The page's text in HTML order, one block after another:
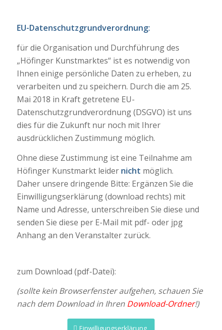
EU-Datenschutzgrundverordnung:
für die Organisation und Durchführung des
„Höfinger Kunstmarktes“ ist es notwendig von
Ihnen einige persönliche Daten zu erheben, zu
verarbeiten und zu speichern. Durch die am 25.
Mai 2018 in Kraft getretene EU-
Datenschutzgrundverordnung (DSGVO) ist uns
dies für die Zukunft nur noch mit Ihrer
ausdrücklichen Zustimmung möglich.
Ohne diese Zustimmung ist eine Teilnahme am
Höfinger Kunstmarkt leider nicht möglich.
Daher unsere dringende Bitte: Ergänzen Sie die
Einwilligungserklärung (download rechts) mit
Name und Adresse, unterschreiben Sie diese und
senden Sie diese per E-Mail mit pdf- oder jpg
Anhang an den Veranstalter zurück.
zum Download (pdf-Datei):
(sollte kein Browserfenster aufgehen, schauen Sie
nach dem Download in Ihren Download-Ordner!)
Einwilligungserklärung